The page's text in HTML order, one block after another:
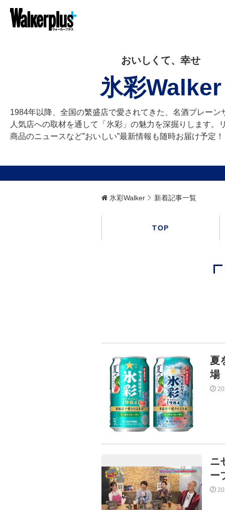
おいしくて、幸せ
氷彩Walker
1984年以降、全国の繁盛店で愛されてきた、名酒プレーン
人気店への取材を通して「氷彩」の魅力を深掘りします。
商品のニュースなど”おいしい”最新情報も随時お届け予定！
氷彩Walker 新着記事一覧
TOP
夏
場
ニ
ー